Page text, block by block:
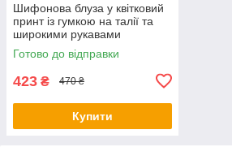
Шифонова блуза у квітковий
принт із гумкою на талії та
широкими рукавами
ліхтариками (р. 42-44)
1131026r
Готово до відправки
423 ₴ 470 ₴
Купити